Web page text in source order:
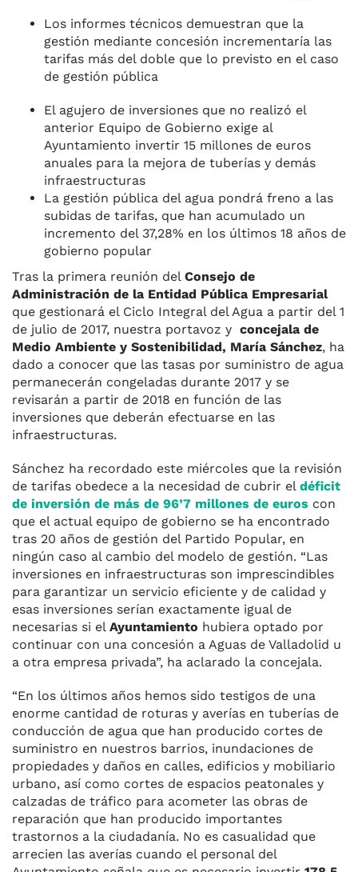
Los informes técnicos demuestran que la
gestión mediante concesión incrementaría las
tarifas más del doble que lo previsto en el caso
de gestión pública
El agujero de inversiones que no realizó el
anterior Equipo de Gobierno exige al
Ayuntamiento invertir 15 millones de euros
anuales para la mejora de tuberías y demás
infraestructuras
La gestión pública del agua pondrá freno a las
subidas de tarifas, que han acumulado un
incremento del 37,28% en los últimos 18 años de
gobierno popular
Tras la primera reunión del Consejo de
Administración de la Entidad Pública Empresarial
que gestionará el Ciclo Integral del Agua a partir del 1
de julio de 2017, nuestra portavoz y concejala de
Medio Ambiente y Sostenibilidad, María Sánchez, ha
dado a conocer que las tasas por suministro de agua
permanecerán congeladas durante 2017 y se
revisarán a partir de 2018 en función de las
inversiones que deberán efectuarse en las
infraestructuras.
Sánchez ha recordado este miércoles que la revisión
de tarifas obedece a la necesidad de cubrir el déficit
de inversión de más de 96’7 millones de euros con
que el actual equipo de gobierno se ha encontrado
tras 20 años de gestión del Partido Popular, en
ningún caso al cambio del modelo de gestión. “Las
inversiones en infraestructuras son imprescindibles
para garantizar un servicio eficiente y de calidad y
esas inversiones serían exactamente igual de
necesarias si el Ayuntamiento hubiera optado por
continuar con una concesión a Aguas de Valladolid u
a otra empresa privada”, ha aclarado la concejala.
“En los últimos años hemos sido testigos de una
enorme cantidad de roturas y averías en tuberías de
conducción de agua que han producido cortes de
suministro en nuestros barrios, inundaciones de
propiedades y daños en calles, edificios y mobiliario
urbano, así como cortes de espacios peatonales y
calzadas de tráfico para acometer las obras de
reparación que han producido importantes
trastornos a la ciudadanía. No es casualidad que
arrecien las averías cuando el personal del